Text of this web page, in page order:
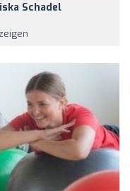
Schadel